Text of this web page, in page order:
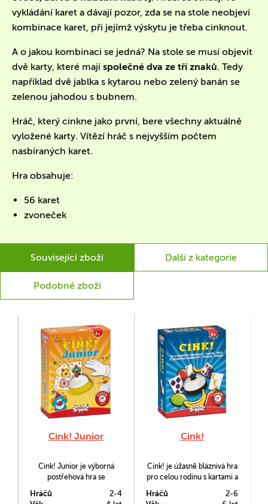
vykládání karet a dávají pozor, zda se na stole neobjeví
kombinace karet, při jejímž výskytu je třeba cinknout.
A o jakou kombinaci se jedná? Na stole se musí objevit
dvě karty, které mají společné dva ze tří znaků. Tedy
například dvě jablka s kytarou nebo zelený banán se
zelenou jahodou s bubnem.
Hráč, který cinkne jako první, bere všechny aktuálně
vyložené karty. Vítězí hráč s nejvyšším počtem
nasbíraných karet.
Hra obsahuje:
56 karet
zvoneček
Související zboží Další z kategorie
Podobné zboží
Cink! Junior
Cink! Junior je výborná
postřehová hra se
rychle oblíbí malí hráči, pro
Hráčů
2-4
Cink!
Cink! je úžasně bláznivá hra
pro celou rodinu s kartami a
a rychlou reakci!
Hráčů
2-6